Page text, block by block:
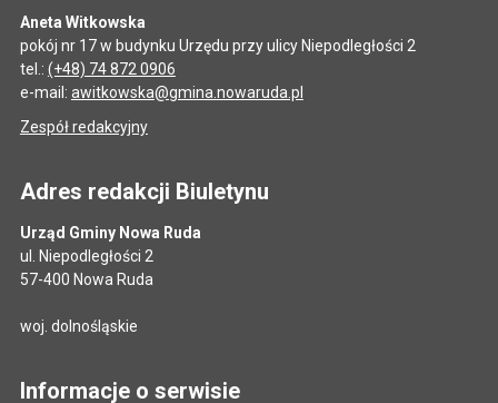
Aneta Witkowska
pokój nr 17 w budynku Urzędu przy ulicy Niepodległości 2
tel.: (+48) 74 872 0906
e-mail: awitkowska@gmina.nowaruda.pl
Zespół redakcyjny
Adres redakcji Biuletynu
Urząd Gminy Nowa Ruda
ul. Niepodległości 2
57-400 Nowa Ruda
woj. dolnośląskie
Informacje o serwisie